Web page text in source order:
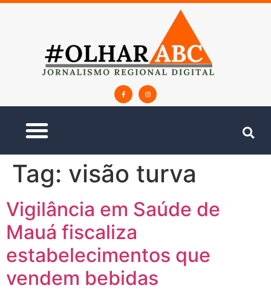
Tag: visão turva
Vigilância em Saúde de
Mauá fiscaliza
estabelecimentos que
vendem bebidas